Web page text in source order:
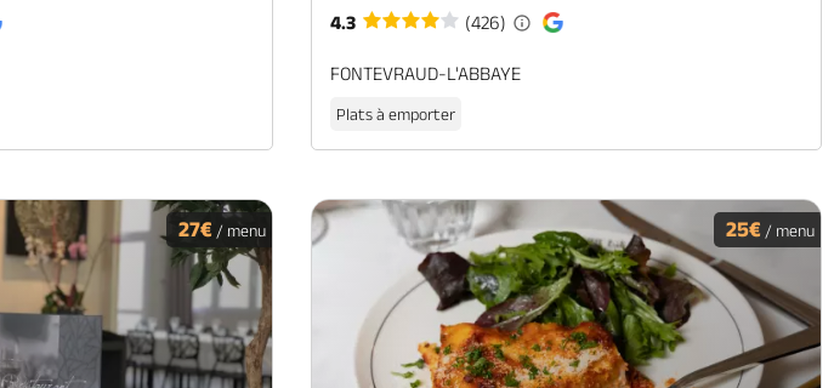
4.3
(426)
FONTEVRAUD-L'ABBAYE
Plats à emporter
27€ / menu 25€/ menu